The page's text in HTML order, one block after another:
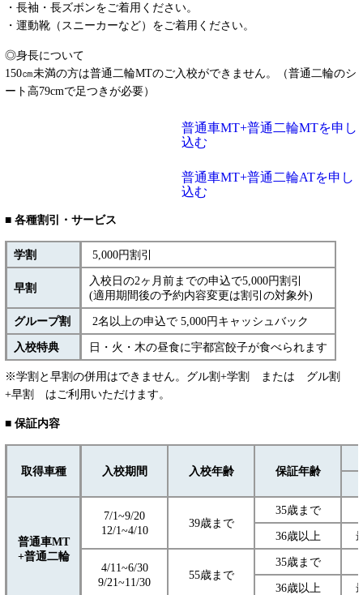
・長袖・長ズボンをご着用ください。
・運動靴（スニーカーなど）をご着用ください。
◎身長について
150㎝未満の方は普通二輪MTのご入校ができません。（普通二輪のシ
ート高79cmで足つきが必要）
普通車MT+普通二輪MTを申し
込む
普通車MT+普通二輪ATを申し
込む
■ 各種割引・サービス
学割 5,000円割引
早割
入校日の2ヶ月前までの申込で5,000円割引
(適用期間後の予約内容変更は割引の対象外)
グループ割
2名以上の申込で 5,000円キャッシュバック
入校特典
日・火・木の昼食に宇都宮餃子が食べられます
※学割と早割の併用はできません。グル割+学割 または グル割
+早割 はご利用いただけます。
■ 保証内容
取得車種 入校期間 入校年齢
保証年齢
普通車MT
+普通二輪
7/1~9/20
12/1~4/10
39歳まで
35歳まで
36歳以上
4/11~6/30
9/21~11/30
55歳まで
35歳まで
36歳以上